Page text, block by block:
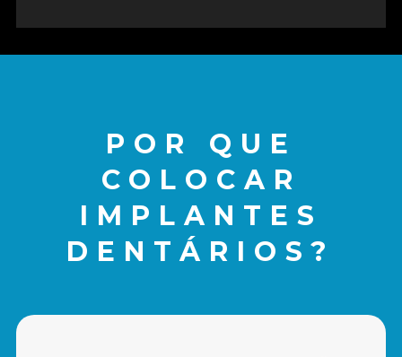
POR QUE
COLOCAR
IMPLANTES
DENTÁRIOS?